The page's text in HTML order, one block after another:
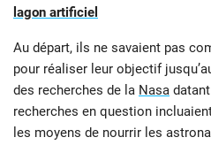
lagon artificiel
Au départ, ils ne savaient pas
pour réaliser leur objectif
des recherches de la Nasa
recherches en question
les moyens de nourrir les